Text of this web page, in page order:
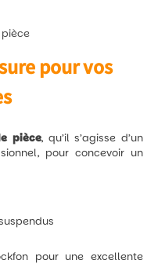
pour vos
pièce, qu’il s’agisse d’un
pour concevoir un
pour une excellente